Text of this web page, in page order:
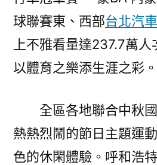
球聯賽東、西部台北汽
上不雅看量達237.7萬人
以體育之樂添生涯之彩。
全區各地聯合中秋
熱熱烈鬧的節日主題運
色的休閑體驗。呼和浩